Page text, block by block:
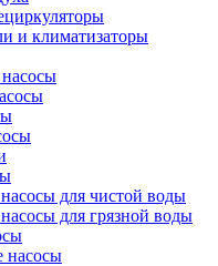
и климатизаторы
для чистой воды
для грязной воды
насосы